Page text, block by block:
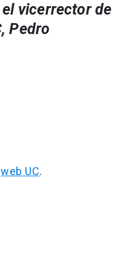
vicerrector de
Pedro
web UC.